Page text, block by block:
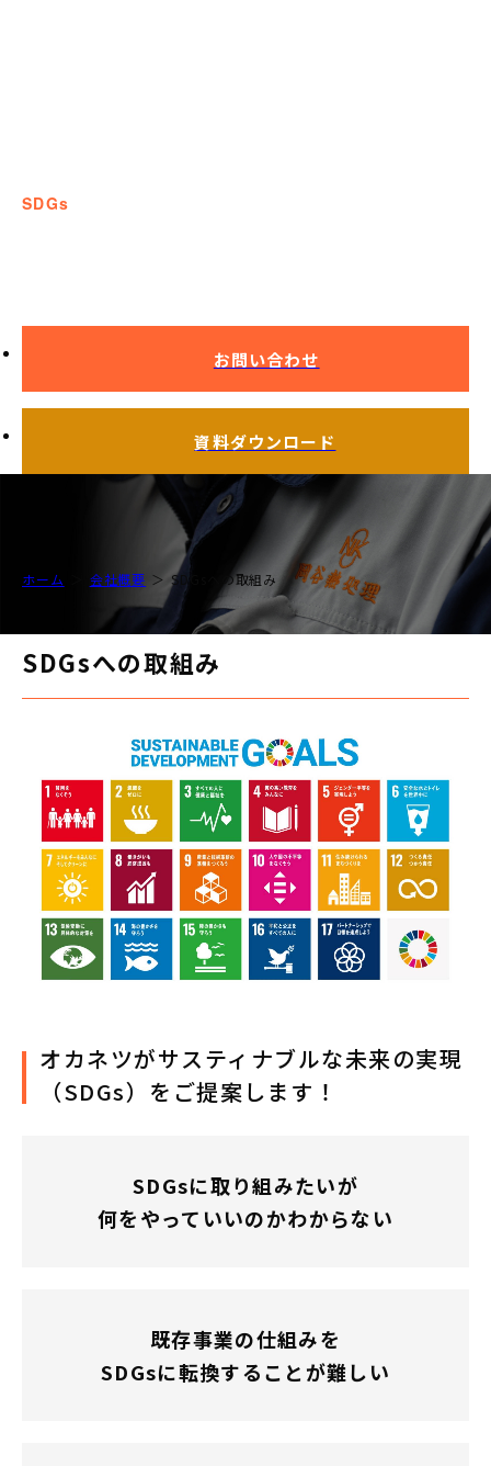
SDGs
お問い合わせ
資料ダウンロード
ホーム 会社概要 SDGsへの取組み
SDGsへの取組み
オカネツがサスティナブルな未来の実現
（SDGs）をご提案します！
SDGsに取り組みたいが
何をやっていいのかわからない
既存事業の仕組みを
SDGsに転換することが難しい